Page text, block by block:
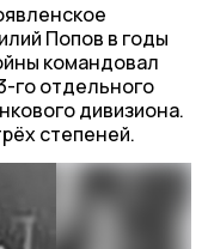
Попов в годы
командовал
го отдельного
дивизиона.
степеней.